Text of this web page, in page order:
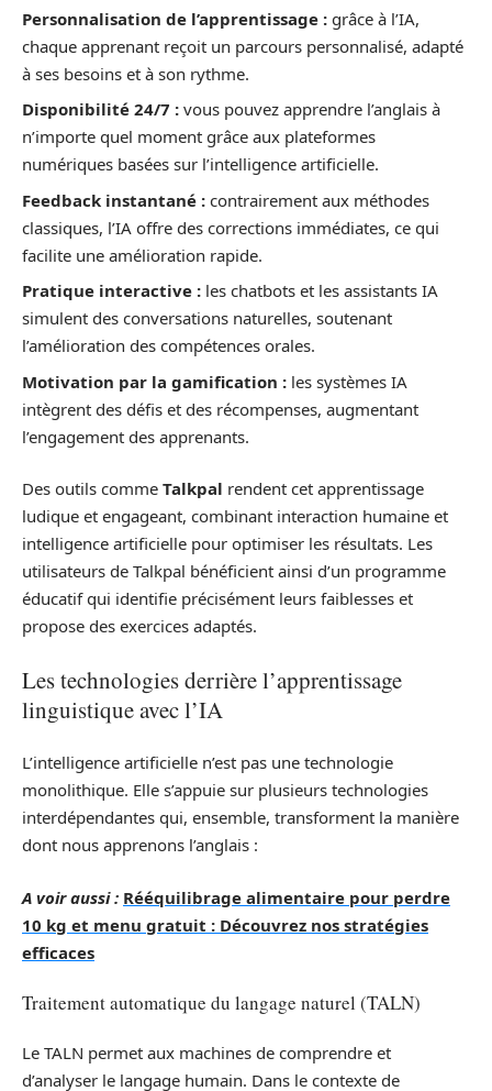
Personnalisation de l’apprentissage : grâce à l’IA,
chaque apprenant reçoit un parcours personnalisé, adapté
à ses besoins et à son rythme.
Disponibilité 24/7 : vous pouvez apprendre l’anglais à
n’importe quel moment grâce aux plateformes
numériques basées sur l’intelligence artificielle.
Feedback instantané : contrairement aux méthodes
classiques, l’IA offre des corrections immédiates, ce qui
facilite une amélioration rapide.
Pratique interactive : les chatbots et les assistants IA
simulent des conversations naturelles, soutenant
l’amélioration des compétences orales.
Motivation par la gamification : les systèmes IA
intègrent des défis et des récompenses, augmentant
l’engagement des apprenants.
Des outils comme Talkpal rendent cet apprentissage
ludique et engageant, combinant interaction humaine et
intelligence artificielle pour optimiser les résultats. Les
utilisateurs de Talkpal bénéficient ainsi d’un programme
éducatif qui identifie précisément leurs faiblesses et
propose des exercices adaptés.
Les technologies derrière l’apprentissage
linguistique avec l’IA
L’intelligence artificielle n’est pas une technologie
monolithique. Elle s’appuie sur plusieurs technologies
interdépendantes qui, ensemble, transforment la manière
dont nous apprenons l’anglais :
A voir aussi : Rééquilibrage alimentaire pour perdre
10 kg et menu gratuit : Découvrez nos stratégies
efficaces
Traitement automatique du langage naturel (TALN)
Le TALN permet aux machines de comprendre et
d’analyser le langage humain. Dans le contexte de